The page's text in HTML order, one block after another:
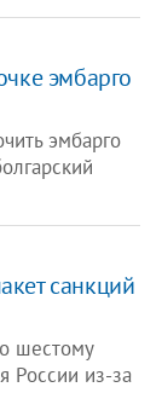
эмбарго
эмбарго
санкций
шестому
России из-за